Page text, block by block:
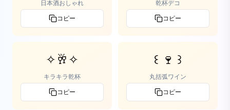
日本酒おしゃれ
コピー
乾杯デコ
コピー
✧🥂✧
キラキラ乾杯
コピー
꒰ 🍷 ꒱
丸括弧ワイン
コピー